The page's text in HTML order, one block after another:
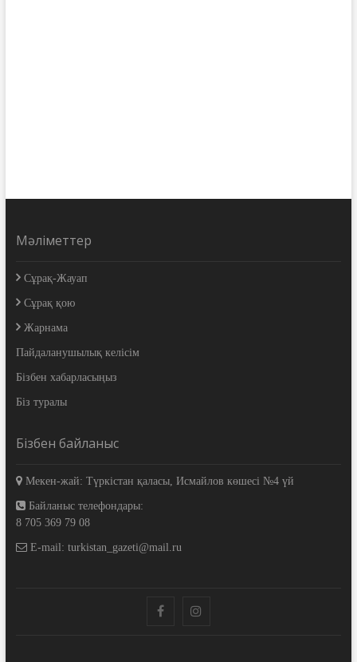
Мәліметтер
Сұрақ-Жауап
Сұрақ қою
Жарнама
Пайдаланушылық келісім
Бізбен хабарласыңыз
Біз туралы
Бізбен байланыс
Мекен-жай: Түркістан қаласы, Исмайлов көшесі №4 үй
Байланыс телефондары:
8 705 369 79 08
E-mail: turkistan_gazeti@mail.ru
facebook